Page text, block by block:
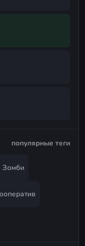
популярные теги
Зомби